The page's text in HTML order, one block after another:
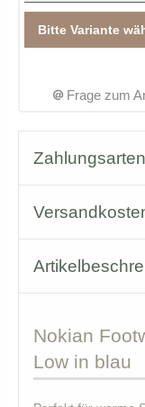
Bitte Variante
Frage zum
Zahlungsarten
Nokian
Low in blau